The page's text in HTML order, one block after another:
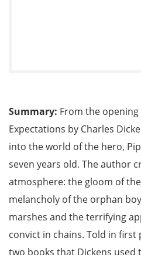
Summary: From the
Expectations by Charles
into the world of the hero,
seven years old. The author
atmosphere: the gloom of
melancholy of the orphan
marshes and the terrifying
convict in chains. Told in
two books that Dickens